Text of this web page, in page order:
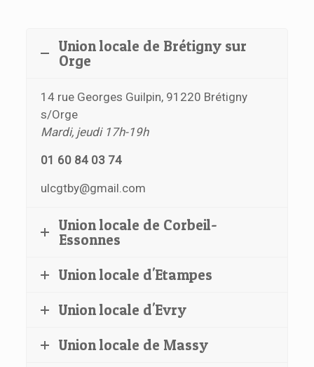
Union locale de Brétigny sur
Orge
14 rue Georges Guilpin, 91220 Brétigny
s/Orge
Mardi, jeudi 17h-19h
01 60 84 03 74
ulcgtby@gmail.com
Union locale de Corbeil-
Essonnes
Union locale d'Etampes
Union locale d'Evry
Union locale de Massy